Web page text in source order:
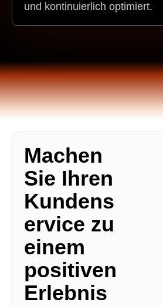
und kontinuierlich optimiert.
Machen
Sie Ihren
Kundens
ervice zu
einem
positiven
Erlebnis